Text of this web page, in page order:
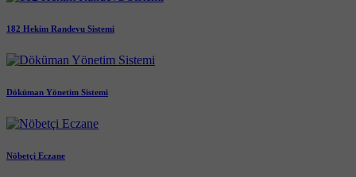
182 Hekim Randevu Sistemi
Döküman Yönetim Sistemi
Nöbetçi Eczane